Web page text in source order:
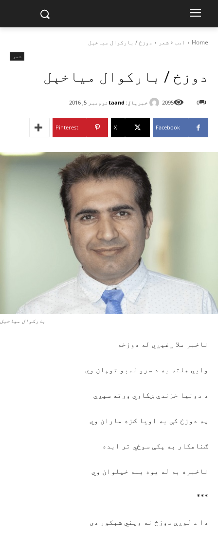
Home ادب شعر دوزخ / بارکوال مياخېل
شعر
دوزخ / بارکوال مياخېل
خبریال: taand نوومبر 5, 2016 0
2095
Facebook
X
Pinterest
بارکوال مياخېل
ناخبر ملا ږغېږي له دوزخه
وايي هلته به د سرو لمبو توپان وي
د دونيا خزندې ښکاري ورته سپږې
په دوزخ کې به اويا ګزه ماران وي
ګناهکار به پکې سوځي تر ابده
ناخبره به له يوه بله خپلوان وي
***
دا د لوږې دوزخ نه ويني شبکور دی